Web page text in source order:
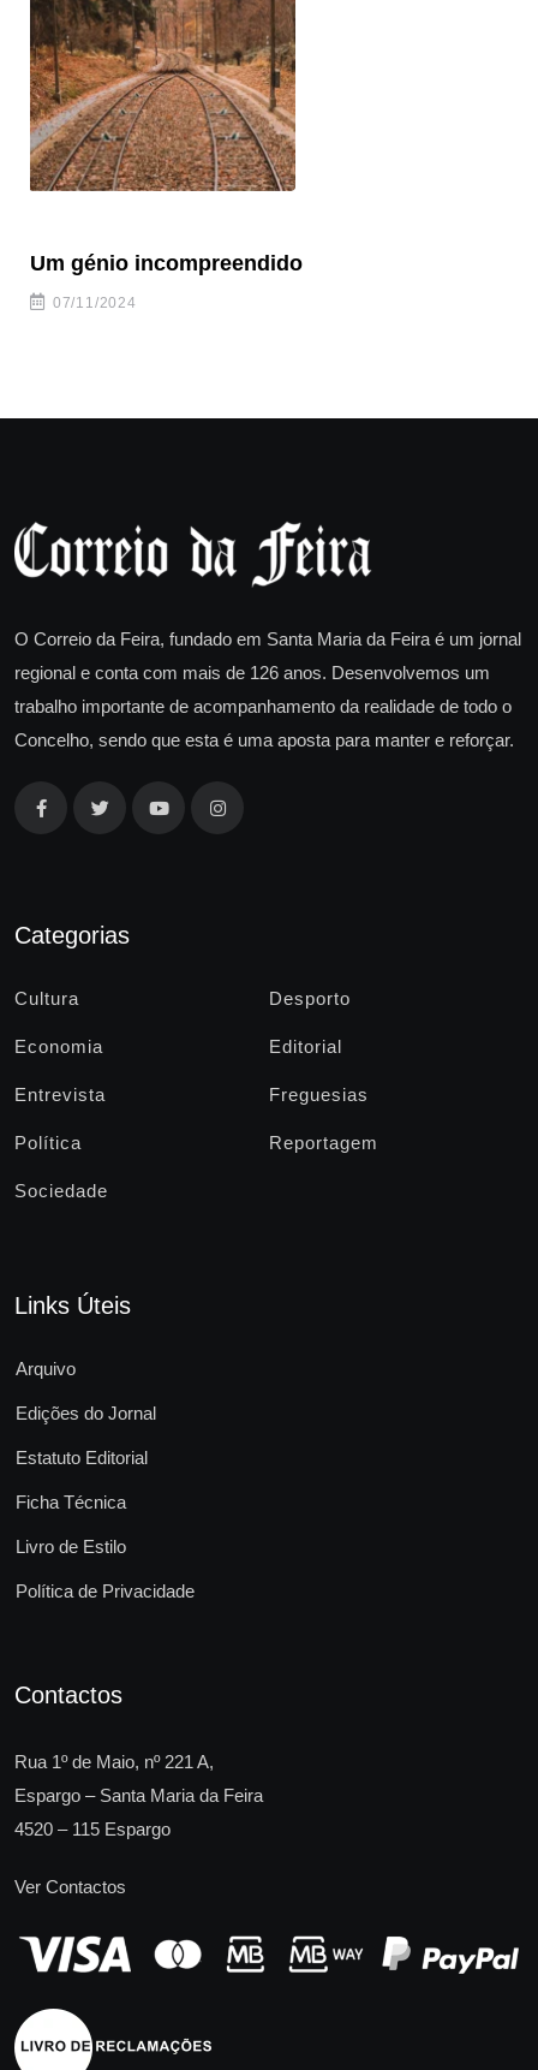
Um génio incompreendido
07/11/2024
O Correio da Feira, fundado em Santa Maria da Feira é um jornal
regional e conta com mais de 126 anos. Desenvolvemos um
trabalho importante de acompanhamento da realidade de todo o
Concelho, sendo que esta é uma aposta para manter e reforçar.
Categorias
Cultura Desporto
Economia Editorial
Entrevista Freguesias
Política Reportagem
Sociedade
Links Úteis
Arquivo
Edições do Jornal
Estatuto Editorial
Ficha Técnica
Livro de Estilo
Política de Privacidade
Contactos
Rua 1º de Maio, nº 221 A,
Espargo – Santa Maria da Feira
4520 – 115 Espargo
Ver Contactos